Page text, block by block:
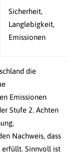
Sicherheit,
Langlebigkeit,
Emissionen
die
Emissionen
Stufe 2. Achten
Nachweis, dass
erfüllt. Sinnvoll ist